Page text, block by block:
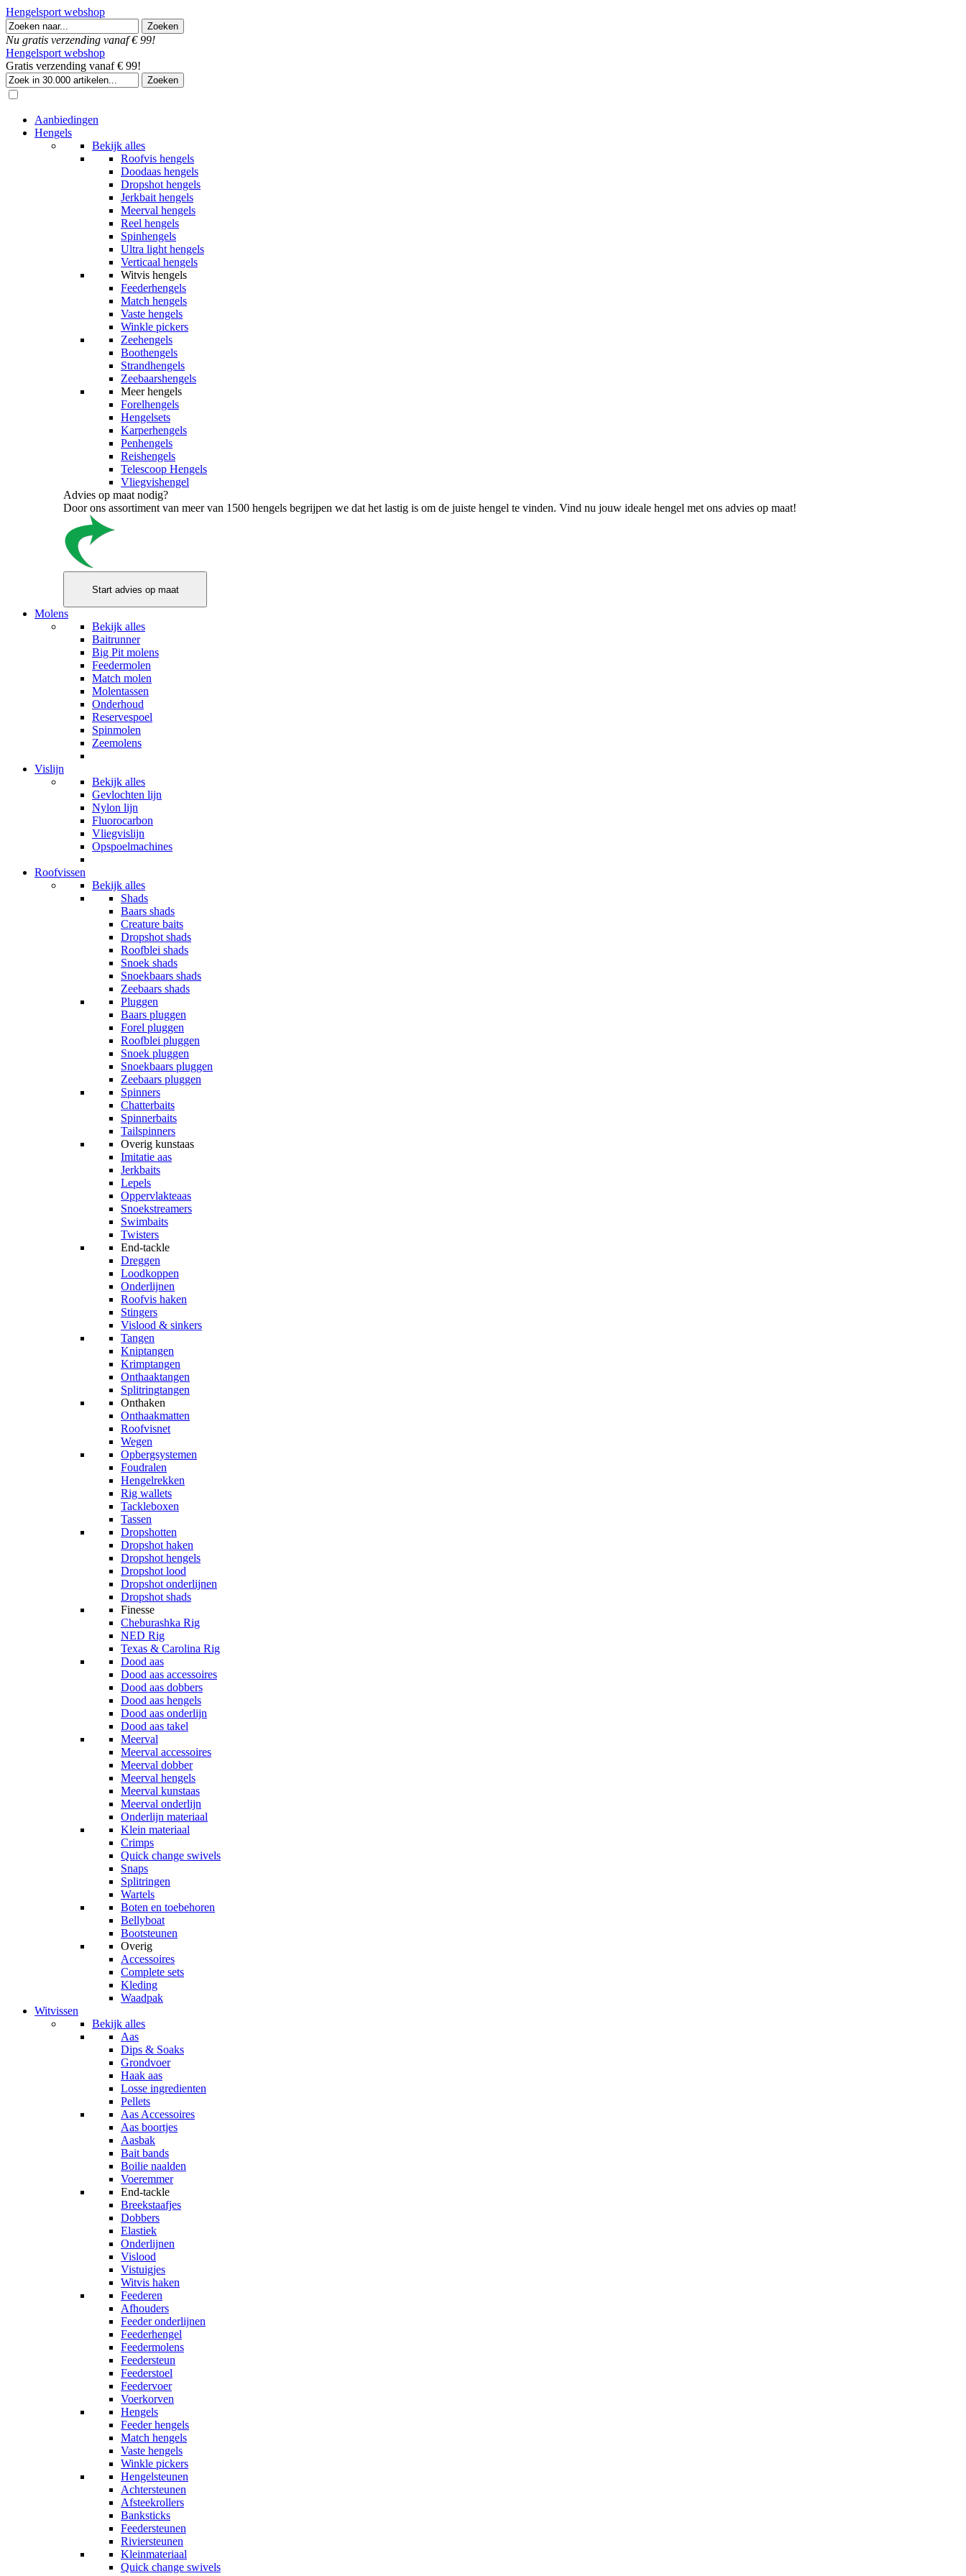
Hengelsport webshop
Nu gratis verzending vanaf € 99!
Hengelsport webshop
Gratis verzending vanaf € 99!
Aanbiedingen
Hengels
Bekijk alles
Roofvis hengels
Doodaas hengels
Dropshot hengels
Jerkbait hengels
Meerval hengels
Reel hengels
Spinhengels
Ultra light hengels
Verticaal hengels
Witvis hengels
Feederhengels
Match hengels
Vaste hengels
Winkle pickers
Zeehengels
Boothengels
Strandhengels
Zeebaarshengels
Meer hengels
Forelhengels
Hengelsets
Karperhengels
Penhengels
Reishengels
Telescoop Hengels
Vliegvishengel
Advies op maat nodig?
Door ons assortiment van meer van 1500 hengels begrijpen we dat het lastig is om de juiste hengel te vinden. Vind nu jouw ideale hengel met ons advies op maat!
Molens
Bekijk alles
Baitrunner
Big Pit molens
Feedermolen
Match molen
Molentassen
Onderhoud
Reservespoel
Spinmolen
Zeemolens
Vislijn
Bekijk alles
Gevlochten lijn
Nylon lijn
Fluorocarbon
Vliegvislijn
Opspoelmachines
Roofvissen
Bekijk alles
Shads
Baars shads
Creature baits
Dropshot shads
Roofblei shads
Snoek shads
Snoekbaars shads
Zeebaars shads
Pluggen
Baars pluggen
Forel pluggen
Roofblei pluggen
Snoek pluggen
Snoekbaars pluggen
Zeebaars pluggen
Spinners
Chatterbaits
Spinnerbaits
Tailspinners
Overig kunstaas
Imitatie aas
Jerkbaits
Lepels
Oppervlakteaas
Snoekstreamers
Swimbaits
Twisters
End-tackle
Dreggen
Loodkoppen
Onderlijnen
Roofvis haken
Stingers
Vislood & sinkers
Tangen
Kniptangen
Krimptangen
Onthaaktangen
Splitringtangen
Onthaken
Onthaakmatten
Roofvisnet
Wegen
Opbergsystemen
Foudralen
Hengelrekken
Rig wallets
Tackleboxen
Tassen
Dropshotten
Dropshot haken
Dropshot hengels
Dropshot lood
Dropshot onderlijnen
Dropshot shads
Finesse
Cheburashka Rig
NED Rig
Texas & Carolina Rig
Dood aas
Dood aas accessoires
Dood aas dobbers
Dood aas hengels
Dood aas onderlijn
Dood aas takel
Meerval
Meerval accessoires
Meerval dobber
Meerval hengels
Meerval kunstaas
Meerval onderlijn
Onderlijn materiaal
Klein materiaal
Crimps
Quick change swivels
Snaps
Splitringen
Wartels
Boten en toebehoren
Bellyboat
Bootsteunen
Overig
Accessoires
Complete sets
Kleding
Waadpak
Witvissen
Bekijk alles
Aas
Dips & Soaks
Grondvoer
Haak aas
Losse ingredienten
Pellets
Aas Accessoires
Aas boortjes
Aasbak
Bait bands
Boilie naalden
Voeremmer
End-tackle
Breekstaafjes
Dobbers
Elastiek
Onderlijnen
Vislood
Vistuigjes
Witvis haken
Feederen
Afhouders
Feeder onderlijnen
Feederhengel
Feedermolens
Feedersteun
Feederstoel
Feedervoer
Voerkorven
Hengels
Feeder hengels
Match hengels
Vaste hengels
Winkle pickers
Hengelsteunen
Achtersteunen
Afsteekrollers
Banksticks
Feedersteunen
Riviersteunen
Kleinmateriaal
Quick change swivels